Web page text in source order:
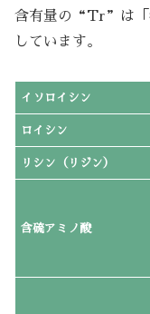
含有量の“Tr”は「
しています。
イソロイシン
ロイシン
リシン（リジン）
含硫アミノ酸